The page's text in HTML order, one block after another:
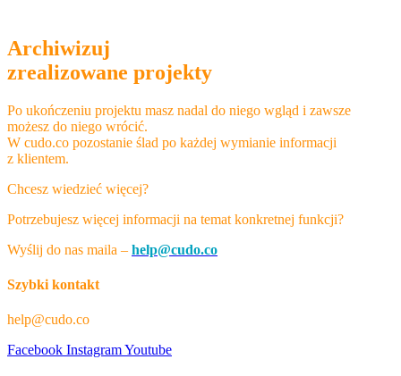
Archiwizuj
zrealizowane projekty
Po ukończeniu projektu masz nadal do niego wgląd i zawsze
możesz do niego wrócić.
W cudo.co pozostanie ślad po każdej wymianie informacji
z klientem.
Chcesz wiedzieć więcej?
Potrzebujesz więcej informacji na temat konkretnej funkcji?
Wyślij do nas maila – help@cudo.co
Szybki kontakt
help@cudo.co
Facebook InstagramYoutube